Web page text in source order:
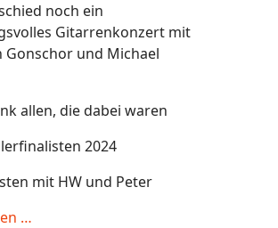
noch ein
Gitarrenkonzert mit
Gonschor und Michael
allen, die dabei waren
mit HW und Peter
…